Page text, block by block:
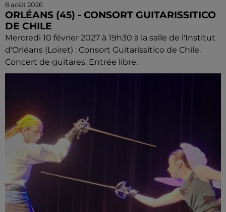
8 août 2026
ORLÉANS (45) - CONSORT GUITARISSITICO
DE CHILE
Mercredi 10 février 2027 à 19h30 à la salle de l'Institut
d'Orléans (Loiret) : Consort Guitarissitico de Chile.
Concert de guitares. Entrée libre.